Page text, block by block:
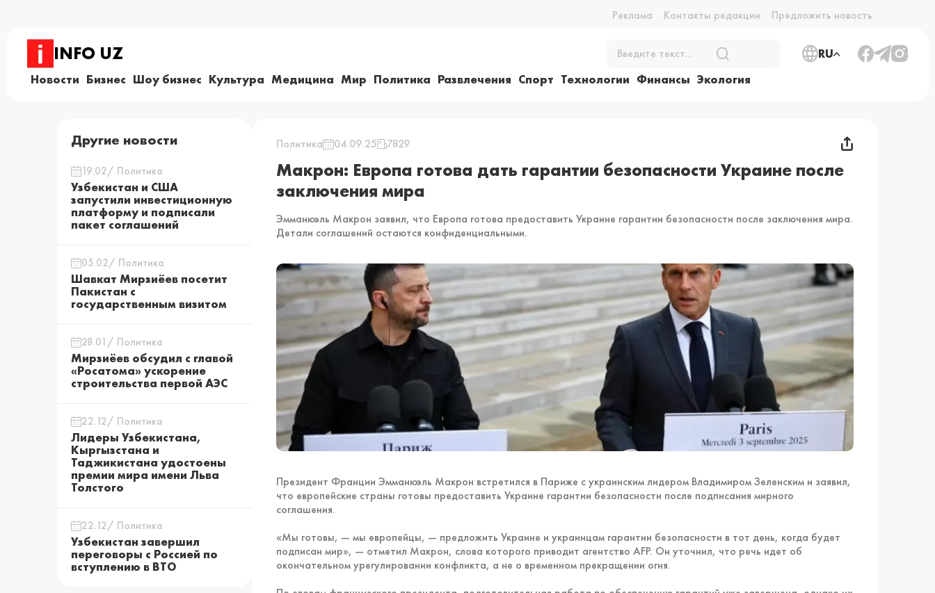
Реклама Контакты редакции Предложить новость
INFO UZ
Новости Бизнес Шоу бизнес Культура Медицина Мир Политика Развлечения Спорт Технологии Финансы Экология
RU
Другие новости
19.02/ Политика
Узбекистан и США
запустили инвестиционную
платформу и подписали
пакет соглашений
05.02/ Политика
Шавкат Мирзиёев посетит
Пакистан с
государственным визитом
28.01/ Политика
Мирзиёев обсудил с главой
«Росатома» ускорение
строительства первой АЭС
22.12/ Политика
Лидеры Узбекистана,
Кыргызстана и
Таджикистана удостоены
премии мира имени Льва
Толстого
22.12/ Политика
Узбекистан завершил
переговоры с Россией по
вступлению в ВТО
Политика 04.09.25 7829
Макрон: Европа готова дать гарантии безопасности Украине после
заключения мира
Эмманюэль Макрон заявил, что Европа готова предоставить Украине гарантии безопасности после заключения мира.
Детали соглашений остаются конфиденциальными.
Президент Франции Эмманюэль Макрон встретился в Париже с украинским лидером Владимиром Зеленским и заявил,
что европейские страны готовы предоставить Украине гарантии безопасности после подписания мирного
соглашения.
«Мы готовы, — мы европейцы, — предложить Украине и украинцам гарантии безопасности в тот день, когда будет
подписан мир», — отметил Макрон, слова которого приводит агентство AFP. Он уточнил, что речь идет об
окончательном урегулировании конфликта, а не о временном прекращении огня.